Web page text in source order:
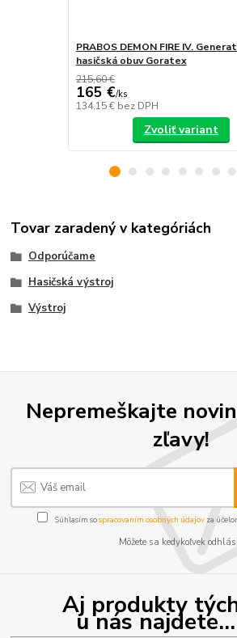
PRABOS DEMON FIRE IV.
hasičská obuv Goratex
215,60 €
165 €/ks
134,15 € bez DPH
Zvoliť variant
Tovar zaradený v kategóriách
Odporúčame
Hasičská výstroj
Výstroj
Nepremeškajte
zľavy!
Súhlasím sospracovaním osobných údajov za
Môžete sa kedykoľvek
Aj produkty
u nás najdete...